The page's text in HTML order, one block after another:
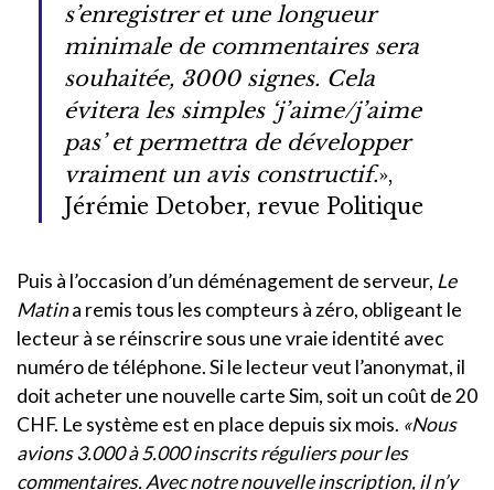
s’enregistrer et une longueur
minimale de commentaires sera
souhaitée, 3000 signes. Cela
évitera les simples ‘j’aime/j’aime
pas’ et permettra de développer
vraiment un avis constructif.»,
Jérémie Detober, revue Politique
Puis à l’occasion d’un déménagement de serveur, Le
Matina remis tous les compteurs à zéro, obligeant le
lecteur à se réinscrire sous une vraie identité avec
numéro de téléphone. Si le lecteur veut l’anonymat, il
doit acheter une nouvelle carte Sim, soit un coût de 20
CHF. Le système est en place depuis six mois. «Nous
avions 3.000 à 5.000 inscrits réguliers pour les
commentaires. Avec notre nouvelle inscription, il n’y